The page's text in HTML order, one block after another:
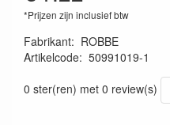
*Prijzen zijn inclusief btw
Fabrikant: ROBBE
Artikelcode: 50991019-1
0 ster(ren) met 0 review(s)